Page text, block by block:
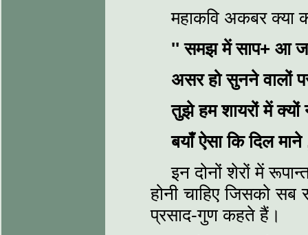
महाकवि अकबर क्या
'' समझ में साप+ आ
असर हो सुनने वालों
तुझे हम शायरों में
बयाँ ऐसा कि दिल माने
इन दोनों शेरों में
होनी चाहिए जिसको
प्रसाद-गुण कहते हैं।